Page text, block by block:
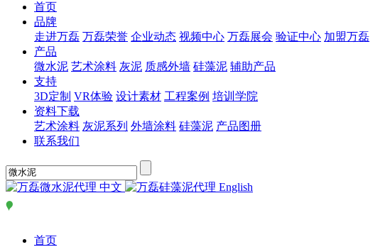
首页
品牌
走进万磊 万磊荣誉 企业动态 视频中心 万磊展会 验证中心 加盟万磊
产品
微水泥 艺术涂料 灰泥 质感外墙 硅藻泥 辅助产品
支持
3D定制 VR体验 设计素材 工程案例 培训学院
资料下载
艺术涂料 灰泥系列 外墙涂料 硅藻泥 产品图册
联系我们
中文 English
首页